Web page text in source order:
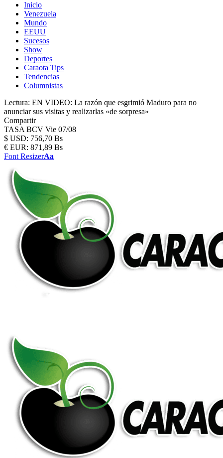
Inicio
Venezuela
Mundo
EEUU
Sucesos
Show
Deportes
Caraota Tips
Tendencias
Columnistas
Lectura: EN VIDEO: La razón que esgrimió Maduro para no
anunciar sus visitas y realizarlas «de sorpresa»
Compartir
TASA BCV Vie 07/08
$ USD: 756,70 Bs
€ EUR: 871,89 Bs
Font ResizerAa